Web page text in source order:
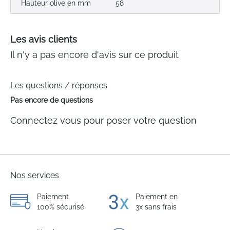
Hauteur olive en mm 58
Les avis clients
Il n'y a pas encore d'avis sur ce produit
Les questions / réponses
Pas encore de questions
Connectez vous pour poser votre question
Nos services
Paiement
100% sécurisé
Paiement en
3x sans frais